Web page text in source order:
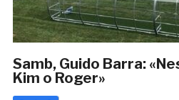
Samb, Guido Barra:
Kim o Roger»